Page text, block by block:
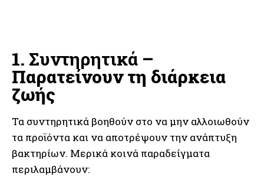
1. Συντηρητικά –
Παρατείνουν τη διάρκεια
ζωής
Τα συντηρητικά βοηθούν στο να μην αλλοιωθούν
τα προϊόντα και να αποτρέψουν την ανάπτυξη
βακτηρίων. Μερικά κοινά παραδείγματα
περιλαμβάνουν: